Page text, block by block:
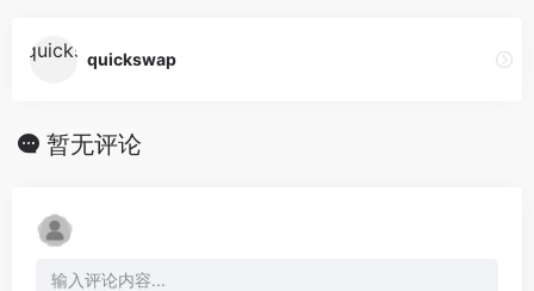
quickswap
暂无评论